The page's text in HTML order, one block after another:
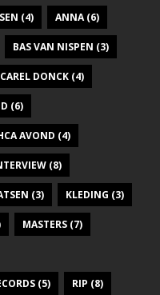
(4) ANNA(6)
BAS VAN NISPEN (3)
CAREL DONCK (4)
(6)
AVOND (4)
(8)
(3) KLEDING (3)
MASTERS (7)
(5) RIP (8)